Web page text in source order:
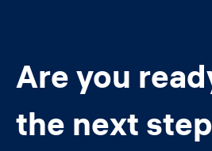
Are you
the next